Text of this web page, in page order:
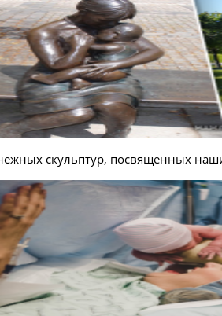
скульптур, посвященных